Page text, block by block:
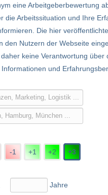
eine Arbeitgeberbewertung
die Arbeitssituation und Ihre
Die hier
den Nutzern der Webseite
keine Verantwortung über
und
-1 +1 +2 +3
Jahre